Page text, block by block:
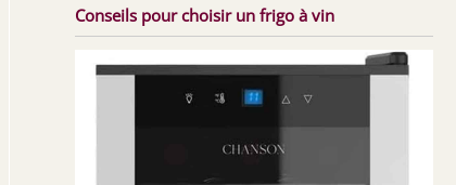
Conseils pour choisir un frigo à vin